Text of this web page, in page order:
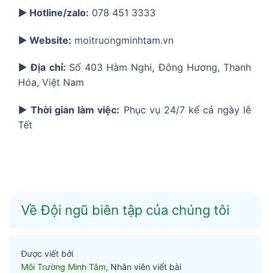
▶️ Hotline/zalo: 078 451 3333
▶️ Website: moitruongminhtam.vn
▶️ Địa chỉ: Số 403 Hàm Nghi, Đông Hương, Thanh
Hóa, Việt Nam
▶️ Thời gian làm việc: Phục vụ 24/7 kể cả ngày lễ
Tết
Về Đội ngũ biên tập của chúng tôi
Được viết bởi
Môi Trường Minh Tâm, Nhân viên viết bài